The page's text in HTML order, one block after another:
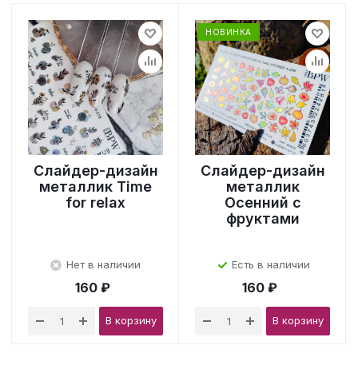
Слайдер-дизайн
металлик Time
for relax
Нет в наличии
160 ₽
В корзину
НОВИНКА
Слайдер-дизайн
металлик
Осенний с
фруктами
Есть в наличии
160 ₽
В корзину